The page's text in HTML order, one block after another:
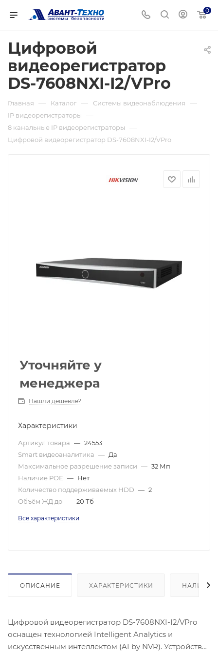
0
Цифровой
видеорегистратор
DS-7608NXI-I2/VPro
Главная — Каталог — Системы видеонаблюдения —
IP видеорегистраторы —
8 канальные IP видеорегистраторы —
Цифровой видеорегистратор DS-7608NXI-I2/VPro
Уточняйте у
менеджера
Нашли дешевле?
Характеристики
Артикул товара — 24553
Smart видеоаналитика — Да
Максимальное разрешение записи — 32 Мп
Наличие POE — Нет
Количество поддерживаемых HDD — 2
Объём ЖД до — 20 Тб
Все характеристики
ОПИСАНИЕ ХАРАКТЕРИСТИКИ НАЛИЧИЕ
Цифровой видеорегистратор DS-7608NXI-I2/VPro
оснащен технологией Intelligent Analytics и
искусственным интеллектом (AI by NVR). Устройство